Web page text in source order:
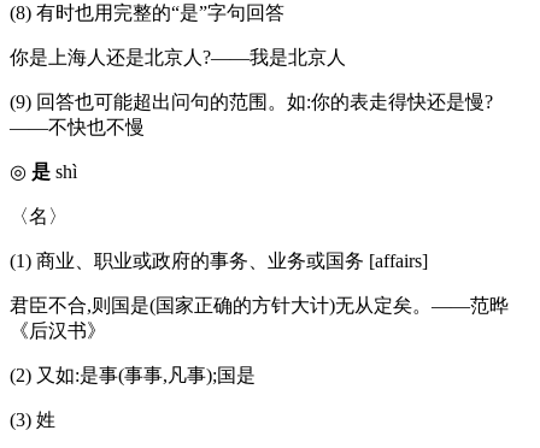
(8) 有时也用完整的“是”字句回答
你是上海人还是北京人?——我是北京人
(9) 回答也可能超出问句的范围。如:你的表走得快还是慢?
——不快也不慢
◎ 是 shì
〈名〉
(1) 商业、职业或政府的事务、业务或国务 [affairs]
君臣不合,则国是(国家正确的方针大计)无从定矣。——范晔
《后汉书》
(2) 又如:是事(事事,凡事);国是
(3) 姓